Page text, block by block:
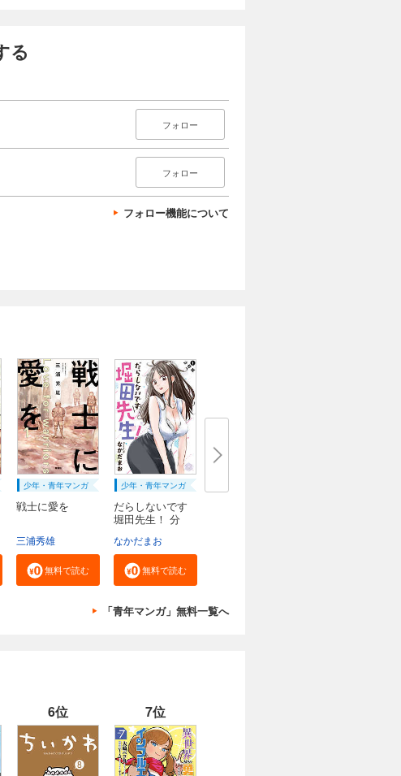
る
フォロー
フォロー
フォロー機能について
少年・青年マンガ
戦士に愛を
三浦秀雄
無料で読む
少年・青年マンガ
だらしないです
堀田先生！ 分
なかだまお
無料で読む
「青年マンガ」無料一覧へ
6位 7位